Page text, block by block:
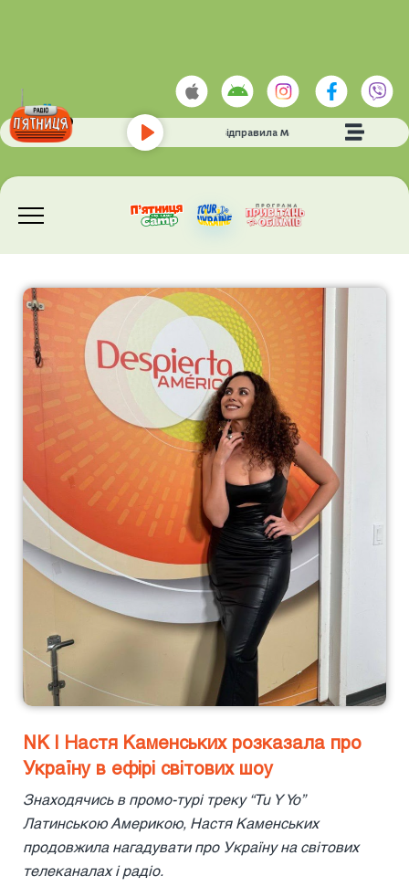
Play
Наталія Могилевська - Вiдправила Message
NK | Настя Каменських розказала про
Україну в ефірі світових шоу
Знаходячись в промо-турі треку “Tu Y Yo”
Латинською Америкою, Настя Каменських
продовжила нагадувати про Україну на світових
телеканалах і радіо.